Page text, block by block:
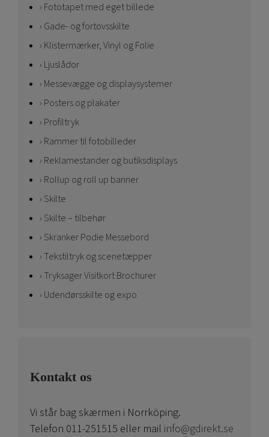
Fototapet med eget billede
Gade- og fortovsskilte
Klistermærker, Vinyl og Folie
Ljuslådor
Messevægge og displaysystemer
Posters og plakater
Profiltryk
Rammer til fotobilleder
Reklamestander og butiksdisplays
Rollup og roll up banner
Skilte
Skilte – tilbehør
Skranker Podie Messebord
Tekstiltryk og scenetæpper
Tryksager Visitkort Brochurer
Udendørsskilte og expo
Kontakt os
Vi står bag skærmen i Norrköping.
Telefon 011-251515 eller mail info@gdirekt.se